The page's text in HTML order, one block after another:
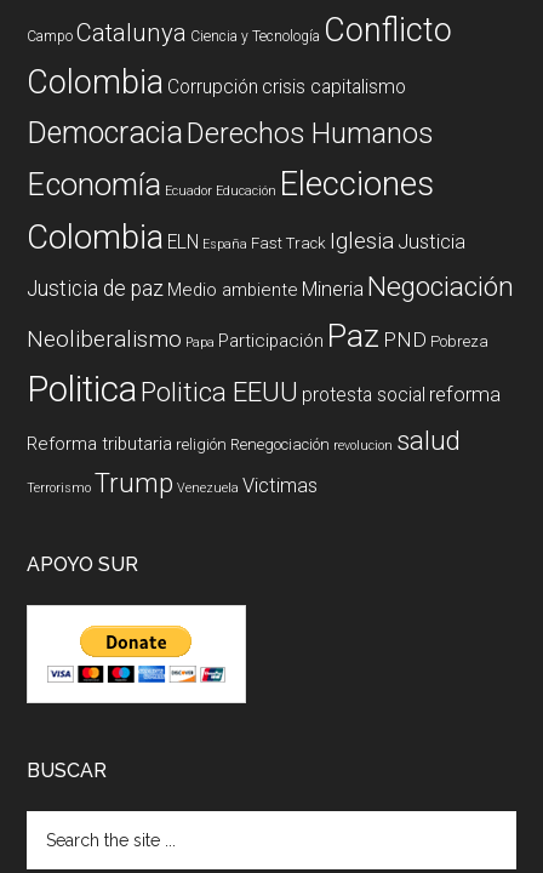
Campo Catalunya Ciencia y Tecnología Conflicto
Colombia Corrupción crisis capitalismo
DemocraciaDerechos Humanos
Economía Ecuador Educación Elecciones
Colombia ELN España Fast Track Iglesia Justicia
Justicia de paz Medio ambiente Mineria Negociación
Neoliberalismo Papa Participación Paz PND Pobreza
PoliticaPolitica EEUU protesta social reforma
Reforma tributaria religión Renegociación revolucion salud
Terrorismo Trump Venezuela Victimas
APOYO SUR
BUSCAR